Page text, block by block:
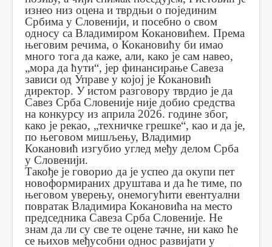
изнео низ оцена и тврдњи о појединим
Србима у Словенији, и посебно о свом
односу са Владимиром Кокановићем. Према
његовим речима, о Кокановићу би имао
много тога да каже, али, како је сам навео,
„мора да ћути“, јер финансирање Савеза
зависи од Управе у којој је Кокановић
директор. У истом разговору тврдио је да
Савез Срба Словеније није добио средства
на конкурсу из априла 2026. године због,
како је рекао, „техничке грешке“, као и да је,
по његовом мишљењу, Владимир
Кокановић изгубио углед међу делом Срба
у Словенији.
Такође је говорио да је успео да окупи пет
новоформираних друштава и да ће тиме, по
његовом уверењу, онемогућити евентуални
повратак Владимира Кокановића на место
председника Савеза Срба Словеније. Не
знам да ли су све те оцене тачне, ни како ће
се њихов међусобни однос развијати у